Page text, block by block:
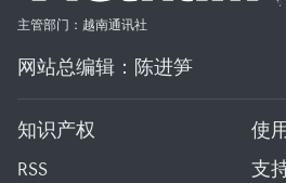
主管部门：越南通讯社
网站总编辑：陈进笋
知识产权
使
RSS
支